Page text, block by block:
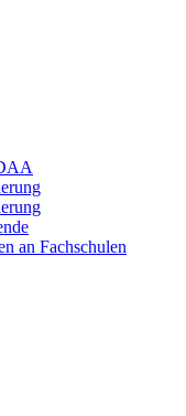
an Fachschulen